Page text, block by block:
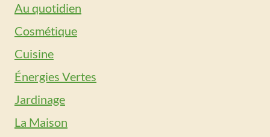
Au quotidien
Cosmétique
Cuisine
Énergies Vertes
Jardinage
La Maison